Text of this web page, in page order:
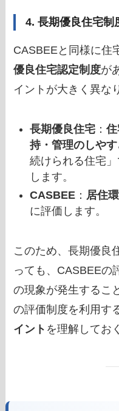
4. 長期優良住宅制
CASBEEと同様に住
優良住宅認定制度が
イントが大きく異な
長期優良住宅 ：
持・管理のしやす
続けられる住宅
します。
CASBEE ： 居住
に評価します。
このため、長期優良
っても、CASBEEの
の現象が発生するこ
の評価制度を利用す
イント を理解してお